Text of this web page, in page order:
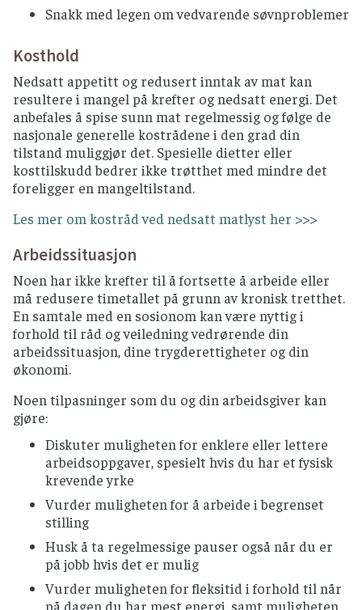
Snakk med legen om vedvarende søvnproblemer
Kosthold
Nedsatt appetitt og redusert inntak av mat kan
resultere i mangel på krefter og nedsatt energi. Det
anbefales å spise sunn mat regelmessig og følge de
nasjonale generelle kostrådene i den grad din
tilstand muliggjør det. Spesielle dietter eller
kosttilskudd bedrer ikke trøtthet med mindre det
foreligger en mangeltilstand.
Les mer om kostråd ved nedsatt matlyst her >>>
Arbeidssituasjon
Noen har ikke krefter til å fortsette å arbeide eller
må redusere timetallet på grunn av kronisk tretthet.
En samtale med en sosionom kan være nyttig i
forhold til råd og veiledning vedrørende din
arbeidssituasjon, dine trygderettigheter og din
økonomi.
Noen tilpasninger som du og din arbeidsgiver kan
gjøre:
Diskuter muligheten for enklere eller lettere
arbeidsoppgaver, spesielt hvis du har et fysisk
krevende yrke
Vurder muligheten for å arbeide i begrenset
stilling
Husk å ta regelmessige pauser også når du er
på jobb hvis det er mulig
Vurder muligheten for fleksitid i forhold til når
på dagen du har mest energi, samt muligheten